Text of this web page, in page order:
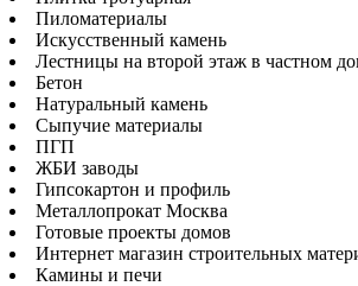
Пиломатериалы
Искусственный камень
Лестницы на второй этаж в частном
Бетон
Натуральный камень
Сыпучие материалы
ПГП
ЖБИ заводы
Гипсокартон и профиль
Металлопрокат Москва
Готовые проекты домов
Интернет магазин строительных
Камины и печи